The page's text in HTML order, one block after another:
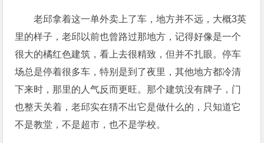
老邱拿着这一单外卖上了车，地方并不远，大概3英
里的样子，老邱以前也曾路过那地方，记得好像是一个
很大的橘红色建筑，看上去很精致，但并不扎眼。停车
场总是停着很多车，特别是到了夜里，其他地方都冷清
下来时，那里的人气反而更旺。那个建筑没有牌子，门
也整天关着，老邱实在猜不出它是做什么的，只知道它
不是教堂，不是超市，也不是学校。